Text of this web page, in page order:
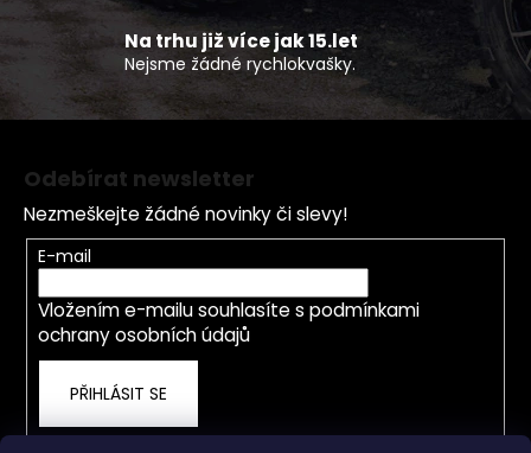
ý
p
i
u
Na trhu již více jak 15.let
Nejsme žádné rychlokvašky.
Odebírat newsletter
Nezmeškejte žádné novinky či slevy!
E-mail
Vložením e-mailu souhlasíte s podmínkami
ochrany osobních údajů
PŘIHLÁSIT SE